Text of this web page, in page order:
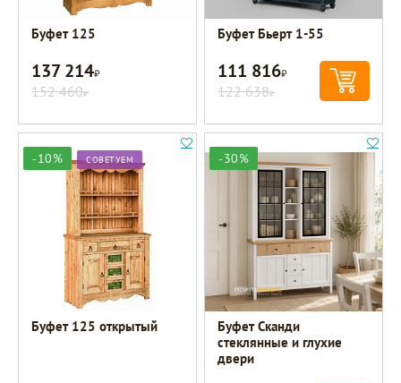
Буфет 125
137 214Р
152 460Р
Буфет Бьерт 1-55
111 816Р
122 638Р
-10% СОВЕТУЕМ
Буфет 125 открытый
-30%
Буфет Сканди
стеклянные и глухие
двери